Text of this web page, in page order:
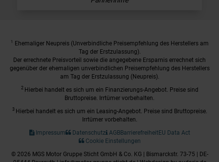
1
Ehemaliger Neupreis (Unverbindliche Preisempfehlung des Herstellers am
Tag der Erstzulassung).
Der errechnete Preisvorteil sowie die angegebene Ersparnis errechnet sich
gegenüber der ehemaligen unverbindlichen Preisempfehlung des Herstellers
am Tag der Erstzulassung (Neupreis).
2 Hierbei handelt es sich um ein Finanzierungs-Angebot. Preise sind
Bruttopreise. Irrtümer vorbehalten.
3 Hierbei handelt es sich um ein Leasing-Angebot. Preise sind Bruttopreise.
Irrtümer vorbehalten.
Impressum
Datenschutz AGBBarrierefreiheitEU Data Act
Cookie Einstellungen
© 2026 MGS Motor Gruppe Sticht GmbH & Co. KG | Bismarckstr. 73-75 | DE-